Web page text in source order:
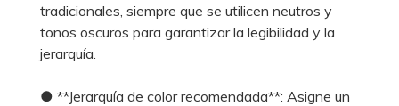
tradicionales, siempre que se utilicen neutros y
tonos oscuros para garantizar la legibilidad y la
jerarquía.
● **Jerarquía de color recomendada**: Asigne un